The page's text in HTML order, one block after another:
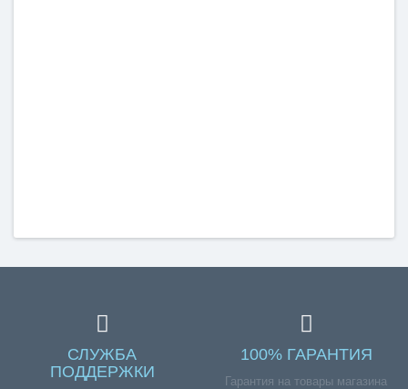
СЛУЖБА
ПОДДЕРЖКИ
100% ГАРАНТИЯ
Гарантия на товары магазина